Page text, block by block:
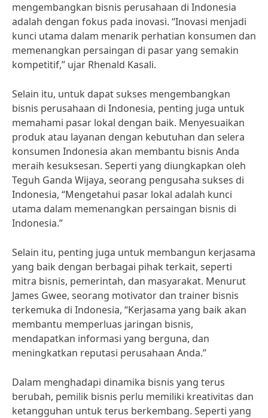
mengembangkan bisnis perusahaan di Indonesia
adalah dengan fokus pada inovasi. “Inovasi menjadi
kunci utama dalam menarik perhatian konsumen dan
memenangkan persaingan di pasar yang semakin
kompetitif,” ujar Rhenald Kasali.
Selain itu, untuk dapat sukses mengembangkan
bisnis perusahaan di Indonesia, penting juga untuk
memahami pasar lokal dengan baik. Menyesuaikan
produk atau layanan dengan kebutuhan dan selera
konsumen Indonesia akan membantu bisnis Anda
meraih kesuksesan. Seperti yang diungkapkan oleh
Teguh Ganda Wijaya, seorang pengusaha sukses di
Indonesia, “Mengetahui pasar lokal adalah kunci
utama dalam memenangkan persaingan bisnis di
Indonesia.”
Selain itu, penting juga untuk membangun kerjasama
yang baik dengan berbagai pihak terkait, seperti
mitra bisnis, pemerintah, dan masyarakat. Menurut
James Gwee, seorang motivator dan trainer bisnis
terkemuka di Indonesia, “Kerjasama yang baik akan
membantu memperluas jaringan bisnis,
mendapatkan informasi yang berguna, dan
meningkatkan reputasi perusahaan Anda.”
Dalam menghadapi dinamika bisnis yang terus
berubah, pemilik bisnis perlu memiliki kreativitas dan
ketangguhan untuk terus berkembang. Seperti yang